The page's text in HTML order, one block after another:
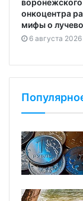
онкоцентра
мифы о
6 августа 2026